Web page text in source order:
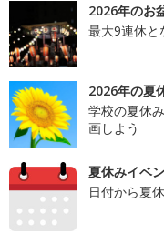
2026年のお
最大9連休と
2026年の夏
学校の夏休
画しよう
夏休みイベ
日付から夏